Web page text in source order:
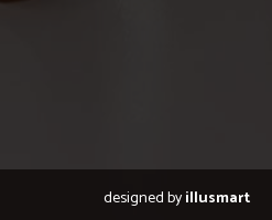
designed byillusmart